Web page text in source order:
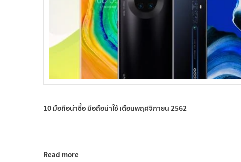
10 มือถือน่าซื้อ มือถือน่าใช้ เดือนพฤศจิกายน 2562
Read more